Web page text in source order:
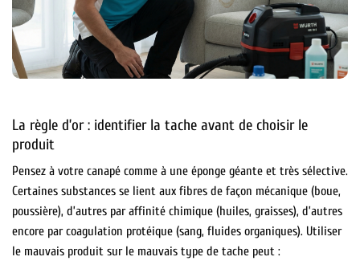
La règle d’or : identifier la tache avant de choisir le
produit
Pensez à votre canapé comme à une éponge géante et très sélective.
Certaines substances se lient aux fibres de façon mécanique (boue,
poussière), d’autres par affinité chimique (huiles, graisses), d’autres
encore par coagulation protéique (sang, fluides organiques). Utiliser
le mauvais produit sur le mauvais type de tache peut :